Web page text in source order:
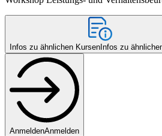
Infos zu ähnlichen Kursen Infos zu
AnmeldenAnmelden